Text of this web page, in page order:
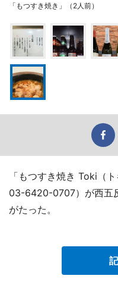
「もつすき焼き」（2人前）
「もつすき焼き Toki（
03-6420-0707）が西五
がたった。